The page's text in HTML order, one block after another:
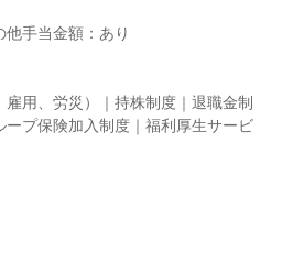
手当金額：あり
用、労災）｜持株制度｜退職金制
ープ保険加入制度｜福利厚生サービ